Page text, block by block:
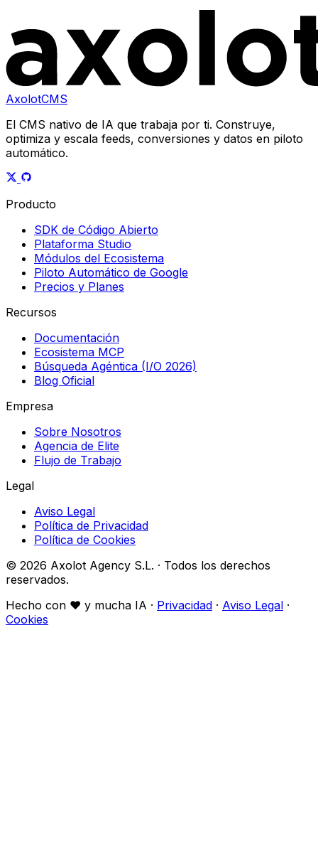
AxolotCMS
El CMS nativo de IA que trabaja por ti. Construye,
optimiza y escala feeds, conversiones y datos en piloto
automático.
Producto
SDK de Código Abierto
Plataforma Studio
Módulos del Ecosistema
Piloto Automático de Google
Precios y Planes
Recursos
Documentación
Ecosistema MCP
Búsqueda Agéntica (I/O 2026)
Blog Oficial
Empresa
Sobre Nosotros
Agencia de Elite
Flujo de Trabajo
Legal
Aviso Legal
Política de Privacidad
Política de Cookies
© 2026 Axolot Agency S.L. · Todos los derechos
reservados.
Hecho con ♥ y mucha IA · Privacidad · Aviso Legal ·
Cookies